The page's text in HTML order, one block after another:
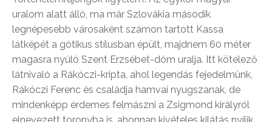
uralom alatt álló, ma már Szlovákia második
legnépesebb városaként számon tartott Kassa
látképét a gótikus stílusban épült, majdnem 60 méter
magasra nyúló Szent Erzsébet-dóm uralja. Itt kötelező
látnivaló a Rákóczi-kripta, ahol legendás fejedelmünk,
Rákóczi Ferenc és családja hamvai nyugszanak, de
mindenképp érdemes felmászni a Zsigmond királyról